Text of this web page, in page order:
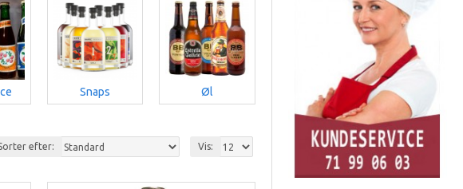
Snaps Øl Saft & Juice
efter: Vis: